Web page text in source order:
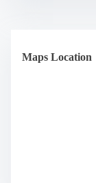
Maps Location